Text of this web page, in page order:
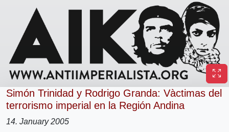
Simón Trinidad y Rodrigo Granda: Và­ctimas del
terrorismo imperial en la Región Andina
14. January 2005